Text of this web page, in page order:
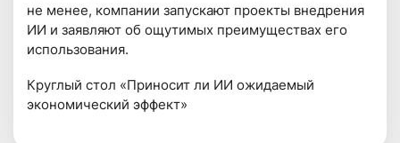
не менее, компании запускают проекты внедрения
ИИ и заявляют об ощутимых преимуществах его
использования.
Круглый стол «Приносит ли ИИ ожидаемый
экономический эффект»